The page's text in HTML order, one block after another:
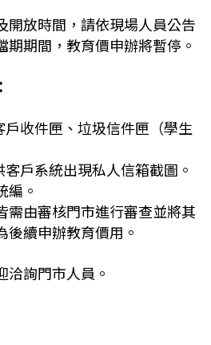
開放時間，請依現場人員公告
期間，教育價申辦將暫停。
戶收件匣、垃圾信件匣（學生
戶系統出現私人信箱截圖。
編。
需由審核門市進行審查並將其
續申辦教育價用。
洽詢門市人員。